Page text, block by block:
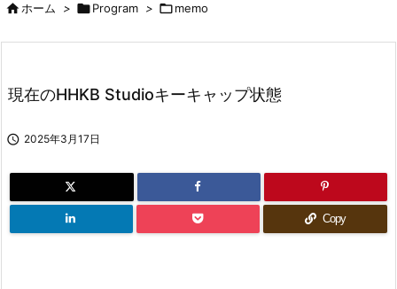
ホーム > Program > memo
現在のHHKB Studioキーキャップ状態
 2025年3月17日
Copy